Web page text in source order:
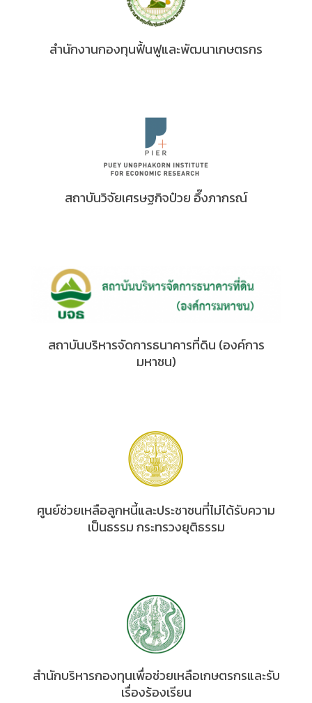
สำนักงานกองทุนฟื้นฟูและพัฒนาเกษตรกร
สถาบันวิจัยเศรษฐกิจป๋วย อึ๊งภากรณ์
สถาบันบริหารจัดการธนาคารที่ดิน (องค์การ
มหาชน)
ศูนย์ช่วยเหลือลูกหนี้และประชาชนที่ไม่ได้รับความ
เป็นธรรม กระทรวงยุติธรรม
สำนักบริหารกองทุนเพื่อช่วยเหลือเกษตรกรและรับ
เรื่องร้องเรียน